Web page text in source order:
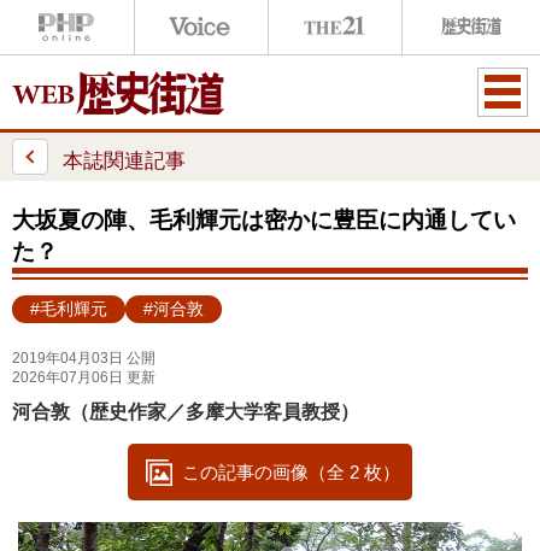
ME
本誌関連記事
大坂夏の陣、毛利輝元は密かに豊臣に内通してい
た？
#毛利輝元 #河合敦
2019年04月03日 公開
2026年07月06日 更新
河合敦（歴史作家／多摩大学客員教授）
この記事の画像（全 2 枚）